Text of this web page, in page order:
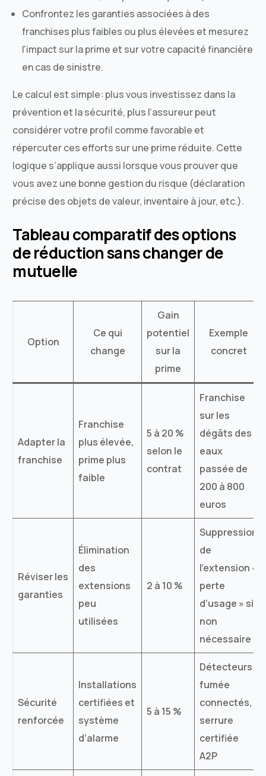
Confrontez les garanties associées à des
franchises plus faibles ou plus élevées et mesurez
l’impact sur la prime et sur votre capacité financière
en cas de sinistre.
Le calcul est simple: plus vous investissez dans la
prévention et la sécurité, plus l’assureur peut
considérer votre profil comme favorable et
répercuter ces efforts sur une prime réduite. Cette
logique s’applique aussi lorsque vous prouver que
vous avez une bonne gestion du risque (déclaration
précise des objets de valeur, inventaire à jour, etc.).
Tableau comparatif des options
de réduction sans changer de
mutuelle
Option
Ce qui
change
Gain
potentiel
sur la
prime
Exemple
concret
Adapter la
franchise
Franchise
plus élevée,
prime plus
faible
5 à 20 %
selon le
contrat
Franchise
sur les
dégâts des
eaux
passée de
200 à 800
euros
Réviser les
garanties
Élimination
des
extensions
peu
utilisées
2 à 10 %
Suppression
de
l’extension «
perte
d’usage » si
non
nécessaire
Sécurité
renforcée
Installations
certifiées et
système
d’alarme
5 à 15 %
Détecteurs
fumée
connectés,
serrure
certifiée
A2P